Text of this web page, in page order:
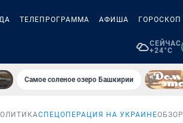
ТЕЛЕПРОГРАММА АФИША ГОРОСКОП
СЕЙЧАС
+24°C
Самое соленое озеро Башкирии
СПЕЦОПЕРАЦИЯ НА УКРАИНЕОБЗОР